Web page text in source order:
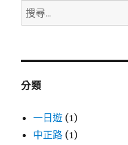
搜
尋
鍵
分類
一日遊 (1)
中正路 (1)